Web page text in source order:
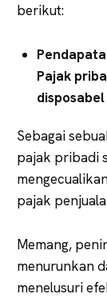
berikut:
Pajak
Sebagai
pajak pribadi
pajak
Memang,
menurunkan
menelusuri